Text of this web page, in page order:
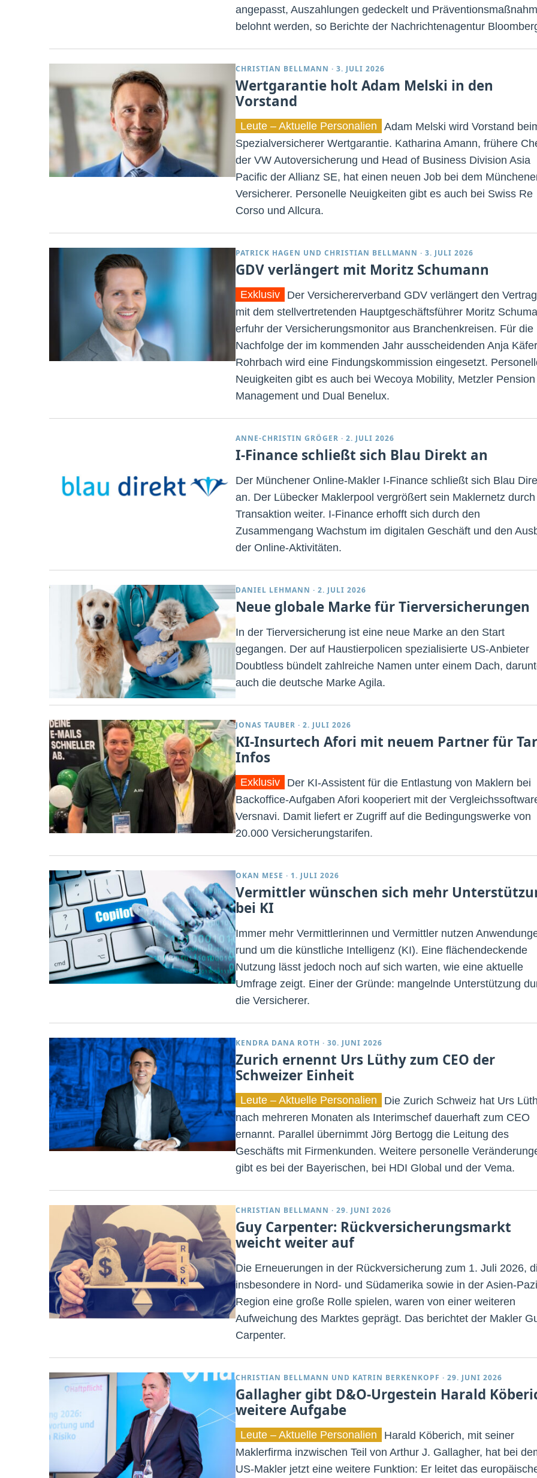
angepasst, Auszahlungen gedeckelt und
belohnt werden, so Berichte der Nachrichtenagentur
CHRISTIAN BELLMANN · 3. JULI 2026
Wertgarantie holt Adam Melski in den
Vorstand
Leute – Aktuelle Personalien
Adam Melski wird Vorstand
Spezialversicherer Wertgarantie. Katharina Amann, frühere
der VW Autoversicherung und Head of Business Division Asia
Pacific der Allianz SE, hat einen neuen Job bei dem
Versicherer. Personelle Neuigkeiten gibt es auch bei Swiss Re
Corso und Allcura.
PATRICK HAGEN UND CHRISTIAN BELLMANN · 3. JULI 2026
GDV verlängert mit Moritz Schumann
Exklusiv
Der Versichererverband GDV verlängert den Vertrag
mit dem stellvertretenden Hauptgeschäftsführer Moritz
erfuhr der Versicherungsmonitor aus Branchenkreisen. Für die
Nachfolge der im kommenden Jahr ausscheidenden Anja
Rohrbach wird eine Findungskommission eingesetzt.
Neuigkeiten gibt es auch bei Wecoya Mobility, Metzler Pension
Management und Dual Benelux.
ANNE-CHRISTIN GRÖGER · 2. JULI 2026
I-Finance schließt sich Blau Direkt an
Der Münchener Online-Makler I-Finance schließt sich Blau
an. Der Lübecker Maklerpool vergrößert sein Maklernetz
Transaktion weiter. I-Finance erhofft sich durch den
Zusammengang Wachstum im digitalen Geschäft und den
der Online-Aktivitäten.
DANIEL LEHMANN · 2. JULI 2026
Neue globale Marke für Tierversicherungen
In der Tierversicherung ist eine neue Marke an den Start
gegangen. Der auf Haustierpolicen spezialisierte US-Anbieter
Doubtless bündelt zahlreiche Namen unter einem Dach,
auch die deutsche Marke Agila.
JONAS TAUBER · 2. JULI 2026
KI-Insurtech Afori mit neuem Partner für
Infos
Exklusiv
Der KI-Assistent für die Entlastung von Maklern bei
Backoffice-Aufgaben Afori kooperiert mit der
Versnavi. Damit liefert er Zugriff auf die Bedingungswerke von
20.000 Versicherungstarifen.
OKAN MESE · 1. JULI 2026
Vermittler wünschen sich mehr
bei KI
Immer mehr Vermittlerinnen und Vermittler nutzen
rund um die künstliche Intelligenz (KI). Eine flächendeckende
Nutzung lässt jedoch noch auf sich warten, wie eine aktuelle
Umfrage zeigt. Einer der Gründe: mangelnde Unterstützung
die Versicherer.
KENDRA DANA ROTH · 30. JUNI 2026
Zurich ernennt Urs Lüthy zum CEO der
Schweizer Einheit
Leute – Aktuelle Personalien
Die Zurich Schweiz hat Urs
nach mehreren Monaten als Interimschef dauerhaft zum CEO
ernannt. Parallel übernimmt Jörg Bertogg die Leitung des
Geschäfts mit Firmenkunden. Weitere personelle
gibt es bei der Bayerischen, bei HDI Global und der Vema.
CHRISTIAN BELLMANN · 29. JUNI 2026
Guy Carpenter: Rückversicherungsmarkt
weicht weiter auf
Die Erneuerungen in der Rückversicherung zum 1. Juli 2026,
insbesondere in Nord- und Südamerika sowie in der Asien-
Region eine große Rolle spielen, waren von einer weiteren
Aufweichung des Marktes geprägt. Das berichtet der Makler
Carpenter.
CHRISTIAN BELLMANN UND KATRIN BERKENKOPF · 29. JUNI 2026
Gallagher gibt D&O-Urgestein Harald
weitere Aufgabe
Leute – Aktuelle Personalien
Harald Köberich, mit seiner
Maklerfirma inzwischen Teil von Arthur J. Gallagher, hat bei
US-Makler jetzt eine weitere Funktion: Er leitet das